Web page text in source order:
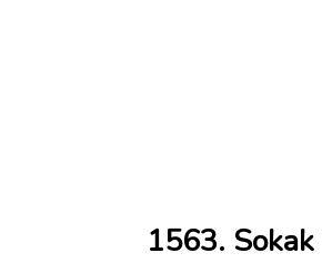
1563. Sokak